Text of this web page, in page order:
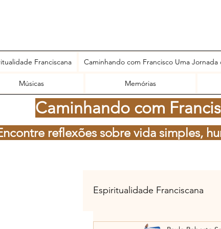
Franciscana Caminhando com Francisco Uma Jornada
Músicas Memórias
Caminhando com
reflexões sobre vida simples,
Espiritualidade Franciscana